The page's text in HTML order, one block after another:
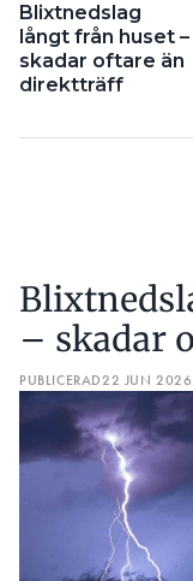
Blixtnedslag
långt från huset –
skadar oftare än
direktträff
– skadar
PUBLICERAD22 JUN